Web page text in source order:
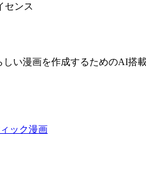
センス
しい漫画を作成するためのAI搭
ック漫画